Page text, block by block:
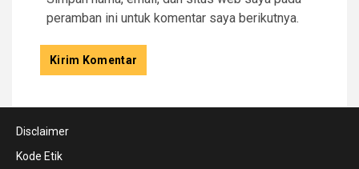
peramban ini untuk komentar saya berikutnya.
Disclaimer
Kode Etik